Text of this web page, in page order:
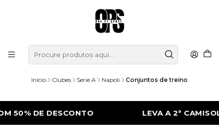
Início Clubes Serie A Napoli Conjuntos de treino
50% DE DESCONTO LEVA A 2ª